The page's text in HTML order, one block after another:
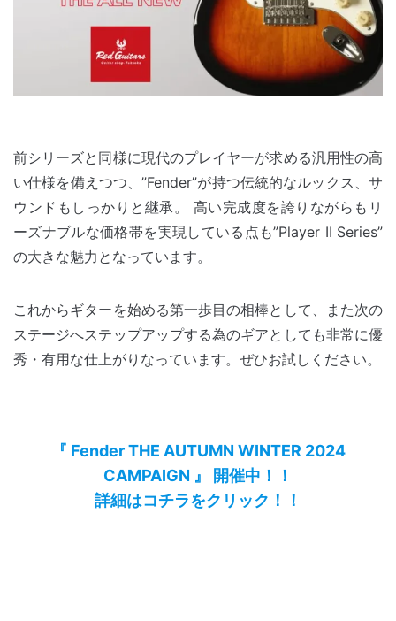
前シリーズと同様に現代のプレイヤーが求める汎用性の高
い仕様を備えつつ、”Fender”が持つ伝統的なルックス、サ
ウンドもしっかりと継承。 高い完成度を誇りながらもリ
ーズナブルな価格帯を実現している点も”Player II Series”
の大きな魅力となっています。
これからギターを始める第一歩目の相棒として、また次の
ステージへステップアップする為のギアとしても非常に優
秀・有用な仕上がりなっています。ぜひお試しください。
『 Fender THE AUTUMN WINTER 2024
CAMPAIGN 』 開催中！！
詳細はコチラをクリック！！